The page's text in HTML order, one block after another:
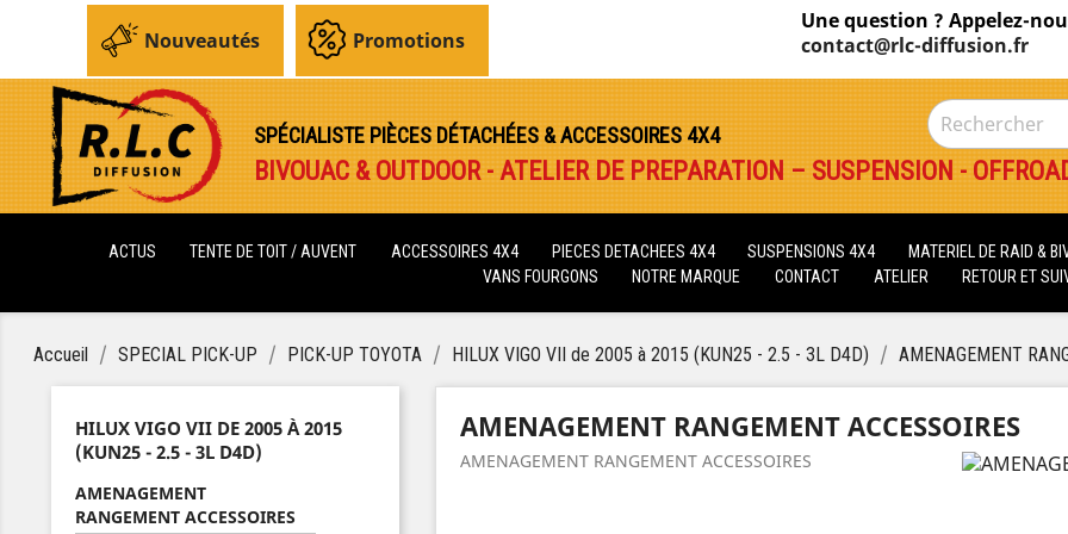
Nouveautés Promotions
Une question ? Appelez-
contact@rlc-diffusion.fr
SPÉCIALISTE PIÈCES DÉTACHÉES & ACCESSOIRES 4X4
BIVOUAC & OUTDOOR - ATELIER DE PREPARATION – SUSPENSION -
ACTUS TENTE DE TOIT / AUVENT ACCESSOIRES 4X4 PIECES DETACHEES 4X4 SUSPENSIONS 4X4 MATERIEL DE RAID &
VANS FOURGONS
NOTRE MARQUE CONTACT ATELIER RETOUR ET
Accueil SPECIAL PICK-UP PICK-UP TOYOTA HILUX VIGO VII de 2005 à 2015 (KUN25 - 2.5 - 3L D4D) AMENAGEMENT
HILUX VIGO VII DE 2005 À 2015
(KUN25 - 2.5 - 3L D4D)
AMENAGEMENT
RANGEMENT ACCESSOIRES
AMENAGEMENT RANGEMENT ACCESSOIRES
AMENAGEMENT RANGEMENT ACCESSOIRES